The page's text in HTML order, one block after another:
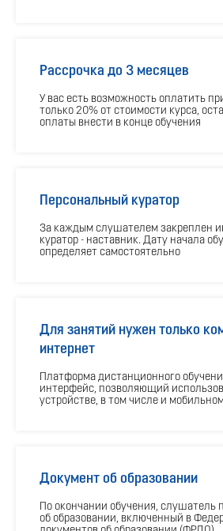
Рассрочка до 3 месяцев
У вас есть возможность оплатить
только 20% от стоимости курса,
оплаты внести в конце обучения
Персональный куратор
За каждым слушателем закреплен
куратор - наставник. Дату начала
определяет самостоятельно
Для занятий нужен только
интернет
Платформа дистанционного
интерфейс, позволяющий
устройстве, в том числе и
Документ об образовании
По окончании обучения, слушатель
об образовании, включенный в